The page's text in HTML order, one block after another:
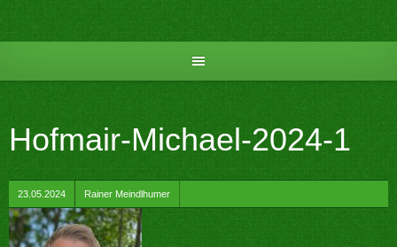
Hofmair-Michael-2024-1
23.05.2024 Rainer Meindlhumer